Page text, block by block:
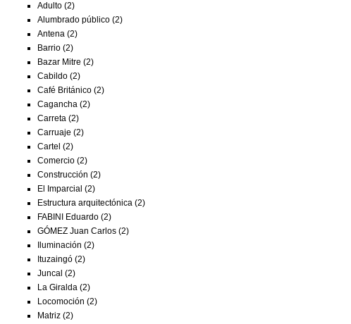
Adulto (2)
Alumbrado público (2)
Antena (2)
Barrio (2)
Bazar Mitre (2)
Cabildo (2)
Café Británico (2)
Cagancha (2)
Carreta (2)
Carruaje (2)
Cartel (2)
Comercio (2)
Construcción (2)
El Imparcial (2)
Estructura arquitectónica (2)
FABINI Eduardo (2)
GÓMEZ Juan Carlos (2)
Iluminación (2)
Ituzaingó (2)
Juncal (2)
La Giralda (2)
Locomoción (2)
Matriz (2)